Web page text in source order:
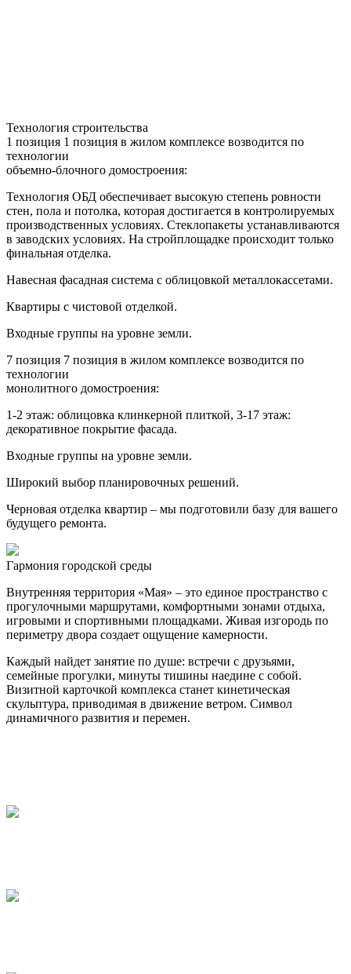
Технология строительства
1 позиция 1 позиция в жилом комплексе возводится по
технологии
объемно-блочного домостроения:
Технология ОБД обеспечивает высокую степень ровности
стен, пола и потолка, которая достигается в контролируемых
производственных условиях. Стеклопакеты устанавливаются
в заводских условиях. На стройплощадке происходит только
финальная отделка.
Навесная фасадная система с облицовкой металлокассетами.
Квартиры с чистовой отделкой.
Входные группы на уровне земли.
7 позиция 7 позиция в жилом комплексе возводится по
технологии
монолитного домостроения:
1-2 этаж: облицовка клинкерной плиткой, 3-17 этаж:
декоративное покрытие фасада.
Входные группы на уровне земли.
Широкий выбор планировочных решений.
Черновая отделка квартир – мы подготовили базу для вашего
будущего ремонта.
Гармония городской среды
Внутренняя территория «Мая» – это единое пространство с
прогулочными маршрутами, комфортными зонами отдыха,
игровыми и спортивными площадками. Живая изгородь по
периметру двора создает ощущение камерности.
Каждый найдет занятие по душе: встречи с друзьями,
семейные прогулки, минуты тишины наедине с собой.
Визитной карточкой комплекса станет кинетическая
скульптура, приводимая в движение ветром. Символ
динамичного развития и перемен.